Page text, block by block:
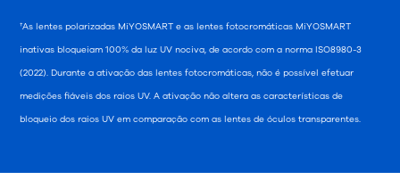
†As lentes polarizadas MiYOSMART e as lentes fotocromáticas MiYOSMART
inativas bloqueiam 100% da luz UV nociva, de acordo com a norma ISO8980-3
(2022). Durante a ativação das lentes fotocromáticas, não é possível efetuar
medições fiáveis dos raios UV. A ativação não altera as características de
bloqueio dos raios UV em comparação com as lentes de óculos transparentes.